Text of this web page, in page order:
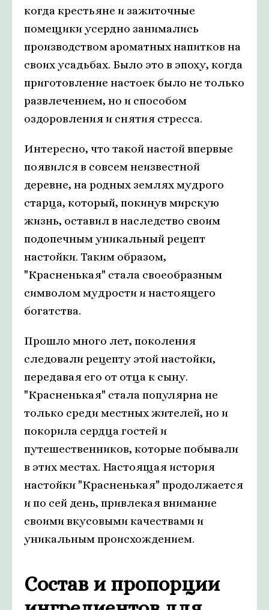
когда крестьяне и зажиточные
помещики усердно занимались
производством ароматных напитков на
своих усадьбах. Было это в эпоху, когда
приготовление настоек было не только
развлечением, но и способом
оздоровления и снятия стресса.
Интересно, что такой настой впервые
появился в совсем неизвестной
деревне, на родных землях мудрого
старца, который, покинув мирскую
жизнь, оставил в наследство своим
подопечным уникальный рецепт
настойки. Таким образом,
"Красненькая" стала своеобразным
символом мудрости и настоящего
богатства.
Прошло много лет, поколения
следовали рецепту этой настойки,
передавая его от отца к сыну.
"Красненькая" стала популярна не
только среди местных жителей, но и
покорила сердца гостей и
путешественников, которые побывали
в этих местах. Настоящая история
настойки "Красненькая" продолжается
и по сей день, привлекая внимание
своими вкусовыми качествами и
уникальным происхождением.
Состав и пропорции